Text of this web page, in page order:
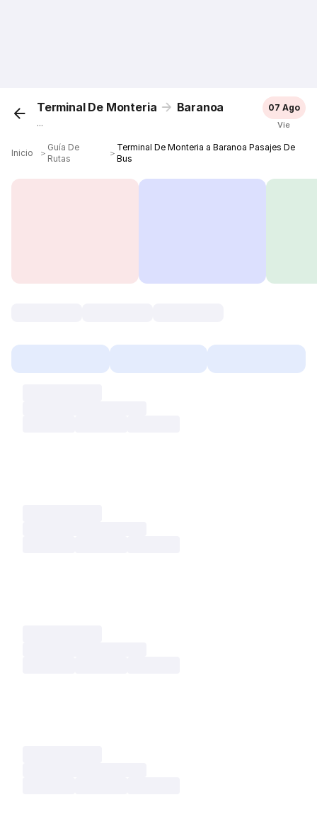
Terminal De Monteria Baranoa
...
07 Ago
Vie
Inicio ＞
Guía De
Rutas
＞
Terminal De Monteria a Baranoa Pasajes De
Bus